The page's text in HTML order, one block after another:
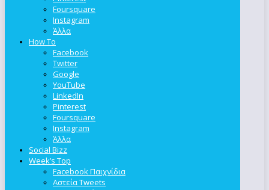
Foursquare
Instagram
Άλλα
How To
Facebook
Twitter
Google
YouTube
LinkedIn
Pinterest
Foursquare
Instagram
Άλλα
Social Bizz
Week’s Top
Facebook Παιχνίδια
Αστεία Tweets